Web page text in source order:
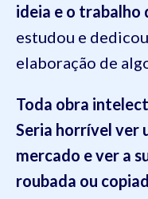
ideia e o trabalho
estudou e
elaboração de
Toda obra
Seria horrível ver
mercado e ver a
roubada ou